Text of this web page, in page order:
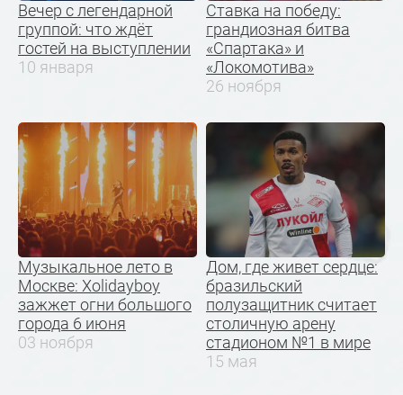
Вечер с легендарной
группой: что ждёт
гостей на выступлении
10 января
Ставка на победу:
грандиозная битва
«Спартака» и
«Локомотива»
26 ноября
Музыкальное лето в
Москве: Xolidayboy
зажжет огни большого
города 6 июня
03 ноября
Дом, где живет сердце:
бразильский
полузащитник считает
столичную арену
стадионом №1 в мире
15 мая